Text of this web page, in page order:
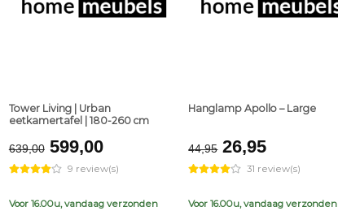
Tower Living | Urban
eetkamertafel | 180-260 cm
639,00 Original
price
was:
€639,00.
599,00Current
price
is:
€599,00.
9 review(s)
Voor 16.00u, vandaag verzonden
Hanglamp Apollo – Large
44,95 Original
price
was:
€44,95.
26,95Current
price
is:
€26,95.
31 review(s)
Voor 16.00u, vandaag verzonden